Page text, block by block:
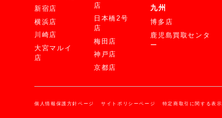
新宿店
横浜店
川崎店
大宮マルイ
店
店
日本橋2号
店
梅田店
神戸店
京都店
九州
博多店
鹿児島買取センタ
ー
個人情報保護方針ページ サイトポリシーページ 特定商取引に関する表示